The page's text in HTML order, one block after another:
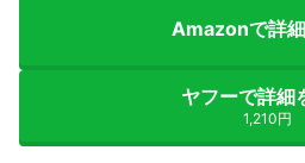
Amazonで詳
ヤフーで詳細
1,210円